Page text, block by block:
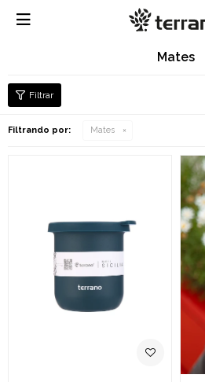

Mates
Filtrando por: Mates